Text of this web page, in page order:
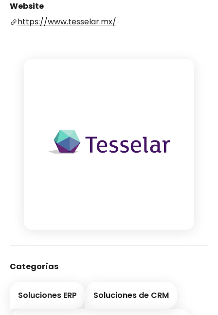
Website
https://www.tesselar.mx/
Categorías
Soluciones ERP Soluciones de CRM